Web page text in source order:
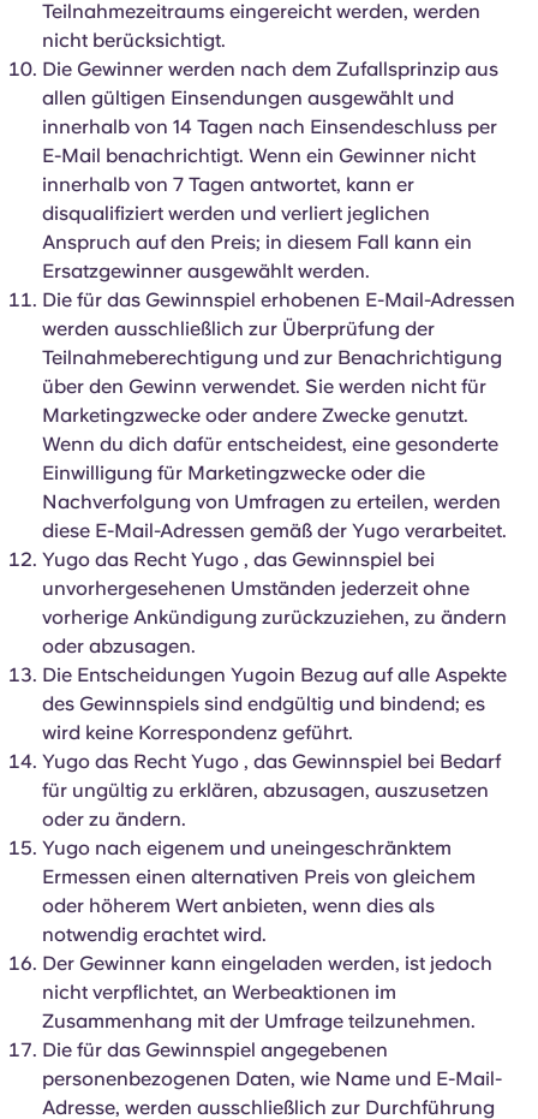
Teilnahmezeitraums eingereicht werden, werden
nicht berücksichtigt.
Die Gewinner werden nach dem Zufallsprinzip aus
allen gültigen Einsendungen ausgewählt und
innerhalb von 14 Tagen nach Einsendeschluss per
E-Mail benachrichtigt. Wenn ein Gewinner nicht
innerhalb von 7 Tagen antwortet, kann er
disqualifiziert werden und verliert jeglichen
Anspruch auf den Preis; in diesem Fall kann ein
Ersatzgewinner ausgewählt werden.
Die für das Gewinnspiel erhobenen E-Mail-Adressen
werden ausschließlich zur Überprüfung der
Teilnahmeberechtigung und zur Benachrichtigung
über den Gewinn verwendet. Sie werden nicht für
Marketingzwecke oder andere Zwecke genutzt.
Wenn du dich dafür entscheidest, eine gesonderte
Einwilligung für Marketingzwecke oder die
Nachverfolgung von Umfragen zu erteilen, werden
diese E-Mail-Adressen gemäß der Yugo verarbeitet.
Yugo das Recht Yugo , das Gewinnspiel bei
unvorhergesehenen Umständen jederzeit ohne
vorherige Ankündigung zurückzuziehen, zu ändern
oder abzusagen.
Die Entscheidungen Yugoin Bezug auf alle Aspekte
des Gewinnspiels sind endgültig und bindend; es
wird keine Korrespondenz geführt.
Yugo das Recht Yugo , das Gewinnspiel bei Bedarf
für ungültig zu erklären, abzusagen, auszusetzen
oder zu ändern.
Yugo nach eigenem und uneingeschränktem
Ermessen einen alternativen Preis von gleichem
oder höherem Wert anbieten, wenn dies als
notwendig erachtet wird.
Der Gewinner kann eingeladen werden, ist jedoch
nicht verpflichtet, an Werbeaktionen im
Zusammenhang mit der Umfrage teilzunehmen.
Die für das Gewinnspiel angegebenen
personenbezogenen Daten, wie Name und E-Mail-
Adresse, werden ausschließlich zur Durchführung